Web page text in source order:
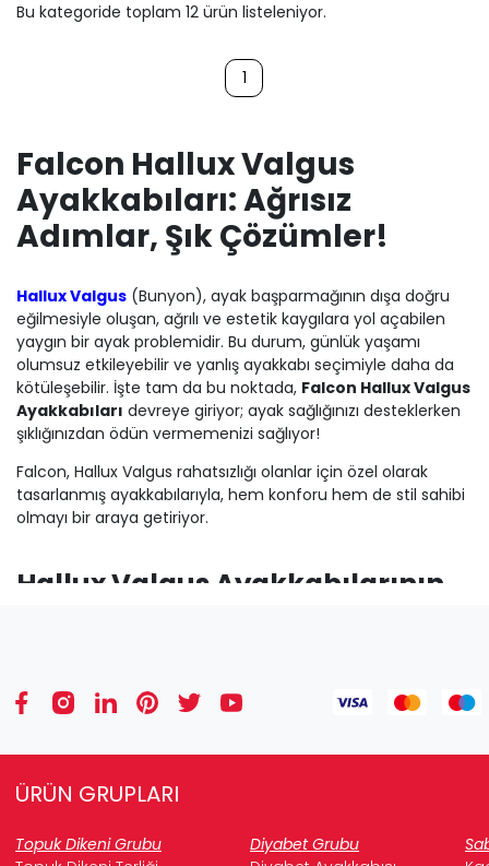
Bu kategoride toplam 12 ürün listeleniyor.
1
Falcon Hallux Valgus
Ayakkabıları: Ağrısız
Adımlar, Şık Çözümler!
Hallux Valgus (Bunyon), ayak başparmağının dışa doğru
eğilmesiyle oluşan, ağrılı ve estetik kaygılara yol açabilen
yaygın bir ayak problemidir. Bu durum, günlük yaşamı
olumsuz etkileyebilir ve yanlış ayakkabı seçimiyle daha da
kötüleşebilir. İşte tam da bu noktada, Falcon Hallux Valgus
Ayakkabıları devreye giriyor; ayak sağlığınızı desteklerken
şıklığınızdan ödün vermemenizi sağlıyor!
Falcon, Hallux Valgus rahatsızlığı olanlar için özel olarak
tasarlanmış ayakkabılarıyla, hem konforu hem de stil sahibi
olmayı bir araya getiriyor.
Hallux Valgus Ayakkabılarının
üzere özenle geliştirilmiştir:
Esnek ve Hakiki Deri Malzeme Kalitesi:
etmesini sağlayan
üzerindeki baskıyı azaltır, sürtünmeyi önler ve ağrıyı
ÜRÜN GRUPLARI
Topuk Dikeni Grubu Diyabet Grubu